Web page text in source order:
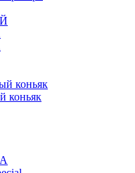
коньяк
коньяк